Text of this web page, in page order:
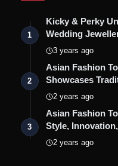
1
Kicky & Perky
Wedding
3 years ago
2
Asian Fashion
Showcases
2 years ago
3
Asian Fashion
Style,
2 years ago